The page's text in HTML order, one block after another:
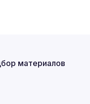
материалов